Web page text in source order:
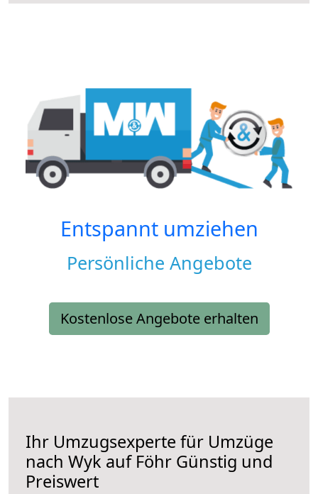
Entspannt umziehen
Persönliche Angebote
Kostenlose Angebote erhalten
Ihr Umzugsexperte für Umzüge
nach Wyk auf Föhr Günstig und
Preiswert